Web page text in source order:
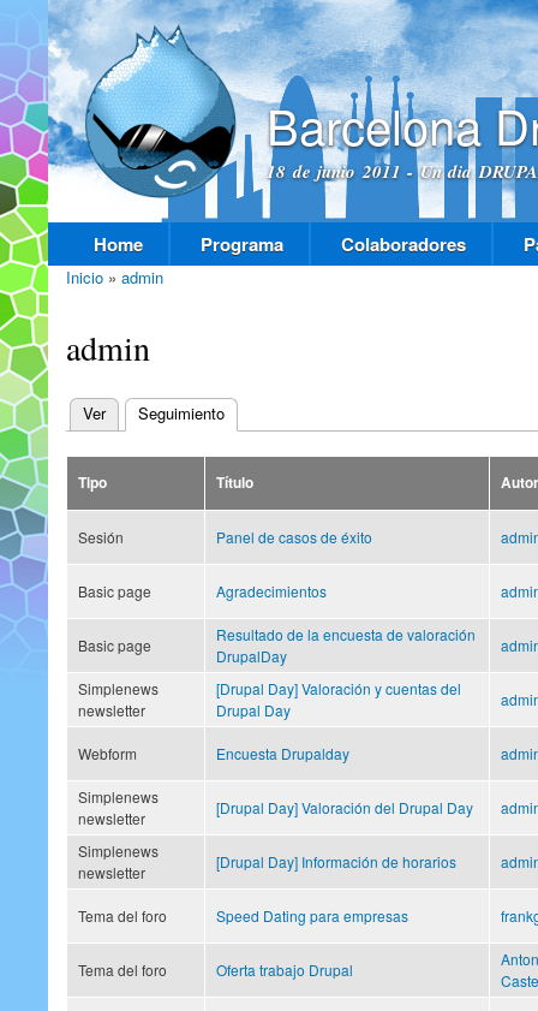
Barcelona
18 de junio 2011 - Un dia
Menú principal
Home Programa Colaboradores
Inicio » admin
admin
Solapas principales
Ver Seguimiento
Tipo Título Autor
Sesión Panel de casos de éxito
Basic page Agradecimientos
Basic page
Resultado de la encuesta de valoración
DrupalDay
Simplenews
newsletter
[Drupal Day] Valoración y cuentas del
Drupal Day
Webform Encuesta Drupalday
Simplenews
newsletter
[Drupal Day] Valoración del Drupal Day
Simplenews
newsletter
[Drupal Day] Información de horarios
Tema del foro Speed Dating para empresas
Tema del foro Oferta trabajo Drupal